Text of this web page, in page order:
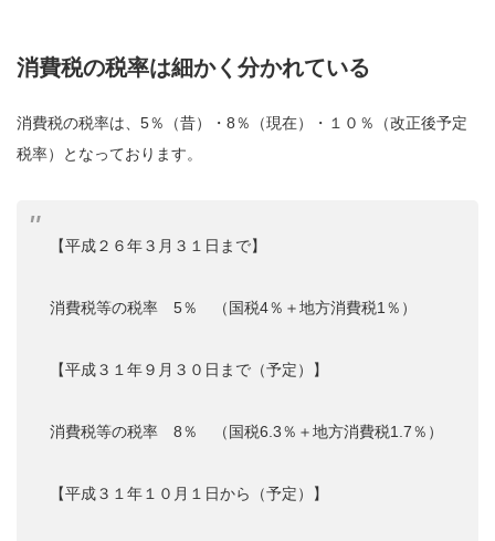
消費税の税率は細かく分かれている
消費税の税率は、5％（昔）・8％（現在）・１０％（改正後予定
税率）となっております。
【平成２６年３月３１日まで】
消費税等の税率 5％ （国税4％＋地方消費税1％）
【平成３１年９月３０日まで（予定）】
消費税等の税率 8％ （国税6.3％＋地方消費税1.7％）
【平成３１年１０月１日から（予定）】